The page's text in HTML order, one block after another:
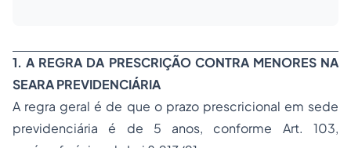
1. A REGRA DA PRESCRIÇÃO CONTRA MENORES NA
SEARA PREVIDENCIÁRIA
A regra geral é de que o prazo prescricional em sede
previdenciária é de 5 anos, conforme Art. 103,